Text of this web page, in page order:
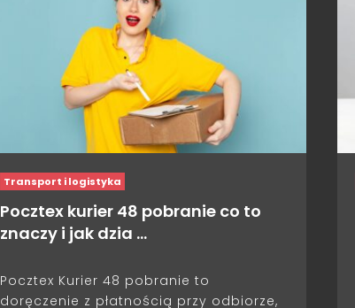
Transport i logistyka
Pocztex kurier 48 pobranie co to
znaczy i jak dzia …
Pocztex Kurier 48 pobranie to
doręczenie z płatnością przy odbiorze,